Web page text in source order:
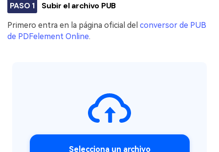
PASO 1 Subir el archivo PUB
Primero entra en la página oficial del conversor de PUB
de PDFelement Online.
Selecciona un archivo